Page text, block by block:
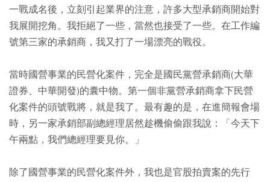
一戰成名後，立刻引起業界的注意，許多大型承銷商開始對
我展開挖角。我拒絕了一些，當然也接受了一些。在工作編
號第三家的承銷商，我又打了一場漂亮的戰役。
當時國營事業的民營化案件，完全是國民黨營承銷商(大華
證券、中華開發)的囊中物。第一個非黨營承銷商拿下民營
化案件的頭號戰將，就是我了。最有趣的是，在進簡報會場
時，另一家承銷部副總經理居然趁機偷偷跟我說：「今天下
午兩點，我們總經理要見你。」
除了國營事業的民營化案件外，我也是官股拍賣案的先行